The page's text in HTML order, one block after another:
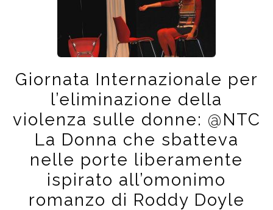
Giornata Internazionale per
l’eliminazione della
violenza sulle donne: @NTC
La Donna che sbatteva
nelle porte liberamente
ispirato all’omonimo
romanzo di Roddy Doyle